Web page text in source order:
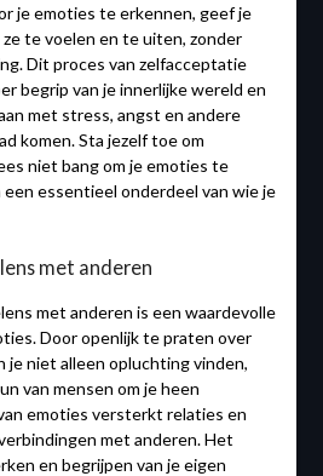
je emoties te erkennen, geef je
te voelen en te uiten, zonder
Dit proces van zelfacceptatie
begrip van je innerlijke wereld en
met stress, angst en andere
komen. Sta jezelf toe om
niet bang om je emoties te
essentieel onderdeel van wie je
met anderen
met anderen is een waardevolle
Door openlijk te praten over
je niet alleen opluchting vinden,
van mensen om je heen
emoties versterkt relaties en
met anderen. Het
en begrijpen van je eigen